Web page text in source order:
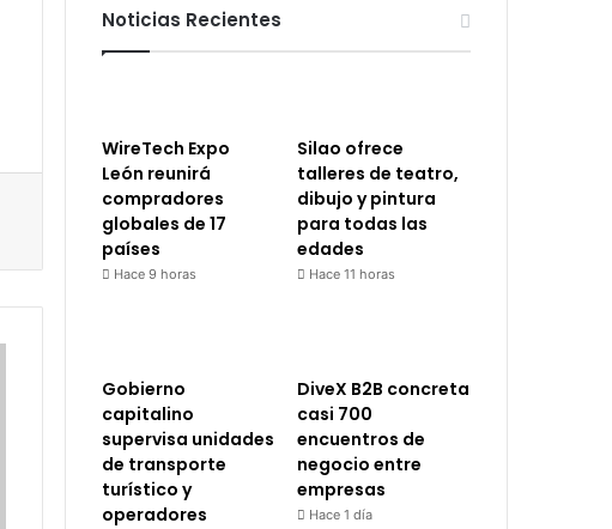
Noticias Recientes
WireTech Expo
León reunirá
compradores
globales de 17
países
Hace 9 horas
Silao ofrece
talleres de teatro,
dibujo y pintura
para todas las
edades
Hace 11 horas
Gobierno
capitalino
supervisa unidades
de transporte
turístico y
operadores
DiveX B2B concreta
casi 700
encuentros de
negocio entre
empresas
Hace 1 día